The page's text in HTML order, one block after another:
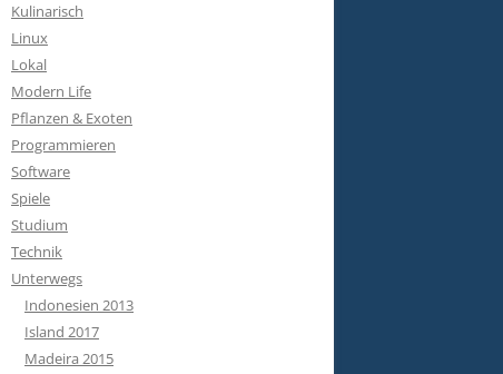
Kulinarisch
Linux
Lokal
Modern Life
Pflanzen & Exoten
Programmieren
Software
Spiele
Studium
Technik
Unterwegs
Indonesien 2013
Island 2017
Madeira 2015